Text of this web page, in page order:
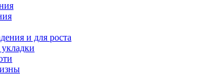
и для роста
укладки